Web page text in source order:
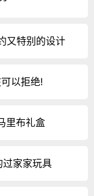
又特别的设计
以拒绝!
里布礼盒
家家玩具